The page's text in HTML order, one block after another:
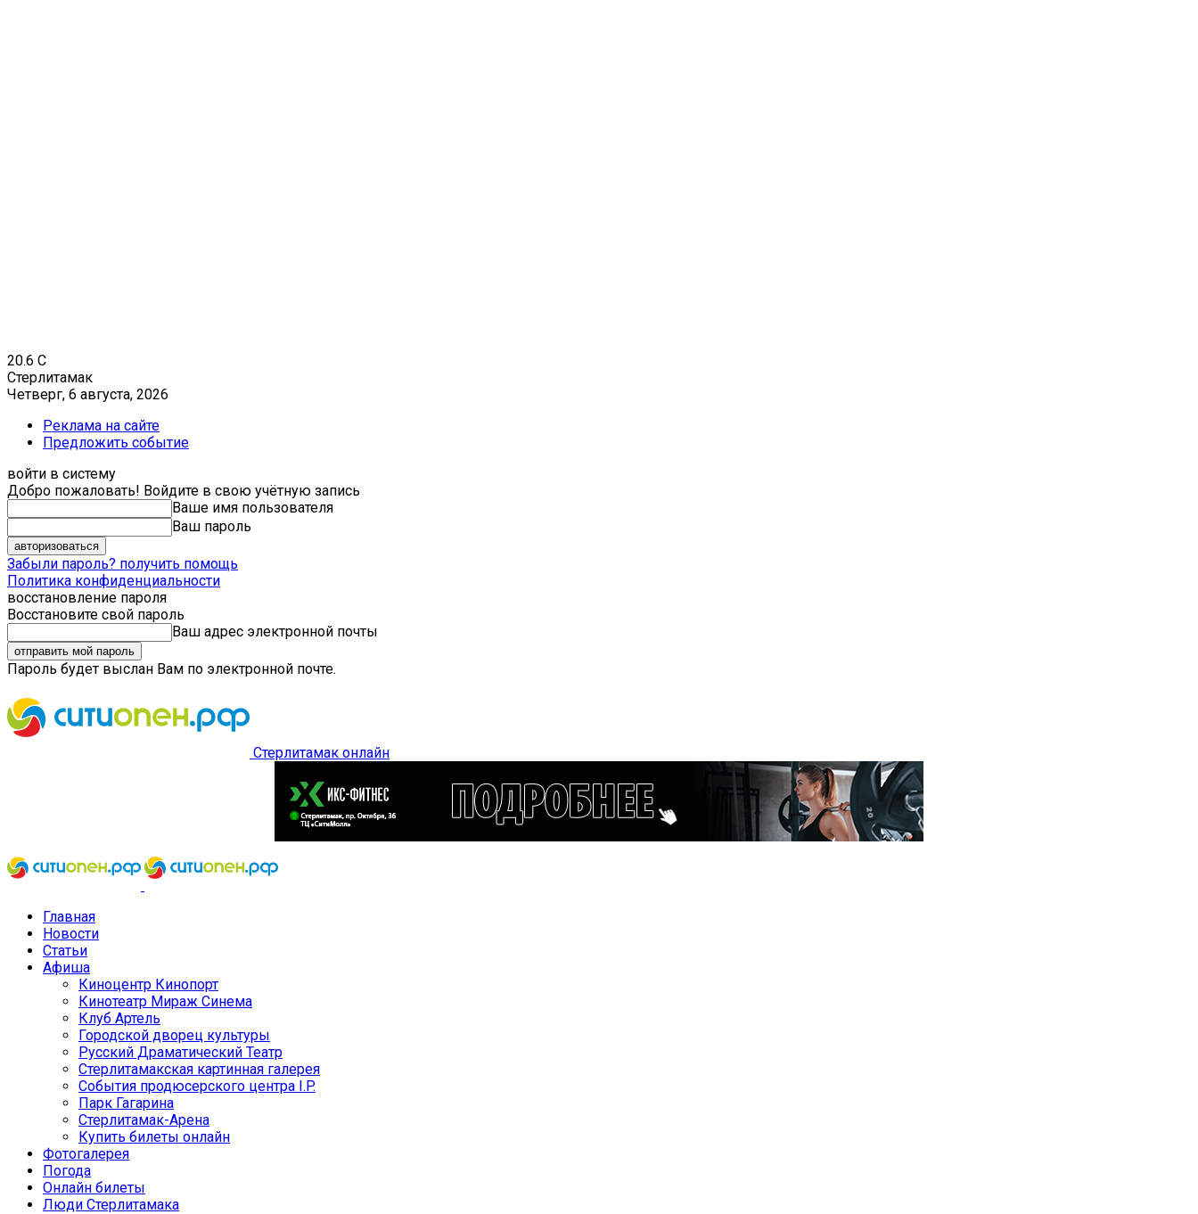
20.6 C
Стерлитамак
Четверг, 6 августа, 2026
Реклама на сайте
Предложить событие
войти в систему
Добро пожаловать! Войдите в свою учётную запись
Ваше имя пользователя
Ваш пароль
Забыли пароль? получить помощь
Политика конфиденциальности
восстановление пароля
Восстановите свой пароль
Ваш адрес электронной почты
Пароль будет выслан Вам по электронной почте.
Стерлитамак онлайн
Главная
Новости
Статьи
Афиша
Киноцентр Кинопорт
Кинотеатр Мираж Синема
Клуб Артель
Городской дворец культуры
Русский Драматический Театр
Стерлитамакская картинная галерея
События продюсерского центра I.P.
Парк Гагарина
Стерлитамак-Арена
Купить билеты онлайн
Фотогалерея
Погода
Онлайн билеты
Люди Стерлитамака